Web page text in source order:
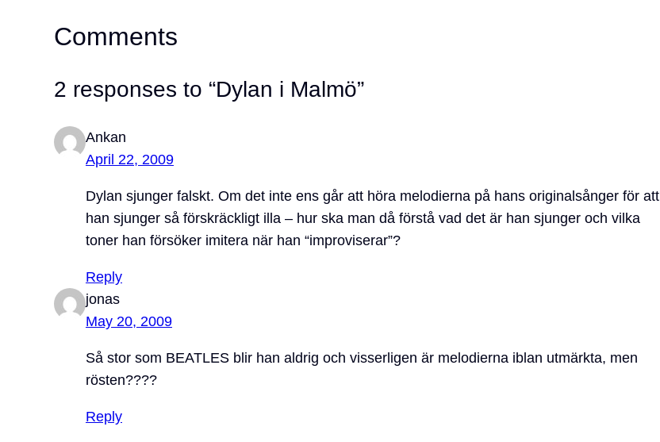
Comments
2 responses to “Dylan i Malmö”
Ankan
April 22, 2009
Dylan sjunger falskt. Om det inte ens går att höra melodierna på hans originalsånger för att
han sjunger så förskräckligt illa – hur ska man då förstå vad det är han sjunger och vilka
toner han försöker imitera när han “improviserar”?
Reply
jonas
May 20, 2009
Så stor som BEATLES blir han aldrig och visserligen är melodierna iblan utmärkta, men
rösten????
Reply